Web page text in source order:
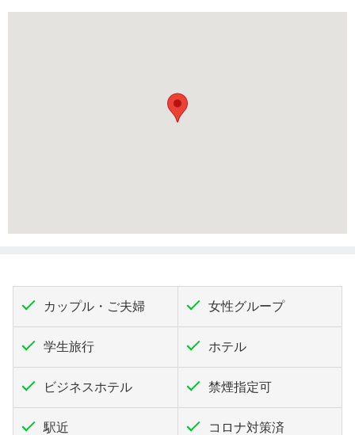
カップル・ご夫婦 女性グループ
学生旅行 ホテル
ビジネスホテル 禁煙指定可
駅近 コロナ対策済